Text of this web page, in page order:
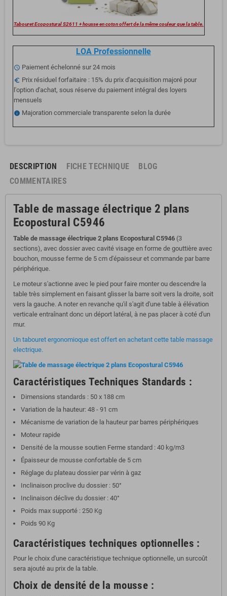
Tabouret Ecopostural S2611 + housse en coton offert de la même couleur que la table.
LOA Professionnelle
schedule Paiement échelonné sur 24 mois
euro_symbol Prix résiduel forfaitaire : 15% du prix d'acquisition majoré pour
l'option d'achat, sous réserve du paiement intégral des loyers
mensuels
info Majoration commerciale transparente selon la durée
DESCRIPTION FICHE TECHNIQUE
BLOG
COMMENTAIRES
Table de massage électrique 2 plans
Ecopostural C5946
Table de massage électrique 2 plans Ecopostural C5946 (3
sections), avec dossier avec cavité visage en forme de gouttière avec
bouchon, mousse ferme de 5 cm d'épaisseur et commande par barre
périphérique.
Le moteur s'actionne avec le pied pour faire monter ou descendre la
table très simplement en faisant glisser la barre soit vers la droite, soit
vers la gauche. A noter en revanche qu'il s'agit d'une table à élévation
verticale entraînant donc un déport latéral, à ne pas placer à coté d'un
mur.
Un tabouret ergonomioque est offert en achetant cette table massage
electrique.
Caractéristiques Techniques Standards :
Dimensions standards : 50 x 188 cm
Variation de la hauteur: 48 - 91 cm
Mécanisme de variation de la hauteur par barres périphériques
Moteur rapide
Densité de la mousse soutien Ferme standard : 40 kg/m3
Épaisseur de mousse confortable de 5 cm
Réglage du plateau dossier par vérin à gaz
Inclinaison proclive du dossier : 50°
Inclinaison déclive du dossier : 40°
Poids max supporté : 250 Kg
Poids 90 Kg
Caractéristiques techniques optionnelles :
Pour le choix d'une caractéristique technique optionnelle, un surcoût
sera ajouté au prix de la table.
Choix de densité de la mousse :